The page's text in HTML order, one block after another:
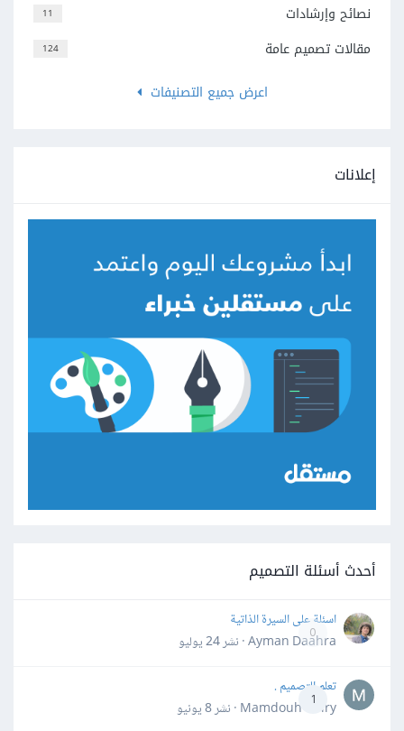
11 نصائح وإرشادات
124
مقالات تصميم عامة
اعرض جميع التصنيفات
إعلانات
أحدث أسئلة التصميم
0
اسئلة على السيرة الذاتية
Ayman Daahra · نشر
24 يوليو
1
تعلم التصميم .
Mamdouh Khiry · نشر
8 يونيو